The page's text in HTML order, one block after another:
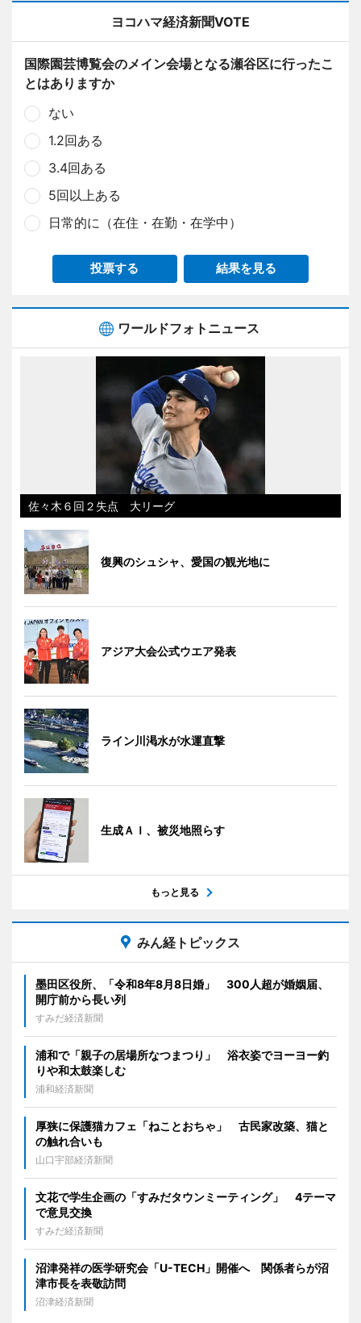
ヨコハマ経済新聞VOTE
国際園芸博覧会のメイン会場となる瀬谷区に行ったこ
とはありますか
ない
1.2回ある
3.4回ある
5回以上ある
日常的に（在住・在勤・在学中）
投票する 結果を見る
ワールドフォトニュース
佐々木６回２失点 大リーグ
復興のシュシャ、愛国の観光地に
アジア大会公式ウエア発表
ライン川渇水が水運直撃
生成ＡＩ、被災地照らす
もっと見る
みん経トピックス
墨田区役所、「令和8年8月8日婚」 300人超が婚姻届、
開庁前から長い列
すみだ経済新聞
浦和で「親子の居場所なつまつり」 浴衣姿でヨーヨー釣
りや和太鼓楽しむ
浦和経済新聞
厚狭に保護猫カフェ「ねことおちゃ」 古民家改築、猫と
の触れ合いも
山口宇部経済新聞
文花で学生企画の「すみだタウンミーティング」 4テーマ
で意見交換
すみだ経済新聞
沼津発祥の医学研究会「U-TECH」開催へ 関係者らが沼
津市長を表敬訪問
沼津経済新聞